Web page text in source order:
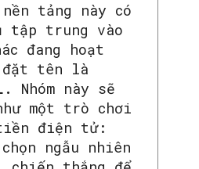
tảng này có
tập trung vào
đang hoạt
đặt tên là
Nhóm này sẽ
một trò chơi
điện tử:
ngẫu nhiên